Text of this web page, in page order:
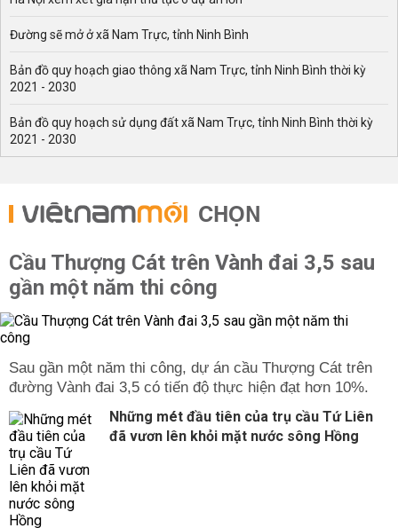
Đường sẽ mở ở xã Nam Trực, tỉnh Ninh Bình
Bản đồ quy hoạch giao thông xã Nam Trực, tỉnh Ninh Bình thời kỳ
2021 - 2030
Bản đồ quy hoạch sử dụng đất xã Nam Trực, tỉnh Ninh Bình thời kỳ
2021 - 2030
CHỌN
Cầu Thượng Cát trên Vành đai 3,5 sau
gần một năm thi công
Sau gần một năm thi công, dự án cầu Thượng Cát trên
đường Vành đai 3,5 có tiến độ thực hiện đạt hơn 10%.
Những mét đầu tiên của trụ cầu Tứ Liên
đã vươn lên khỏi mặt nước sông Hồng